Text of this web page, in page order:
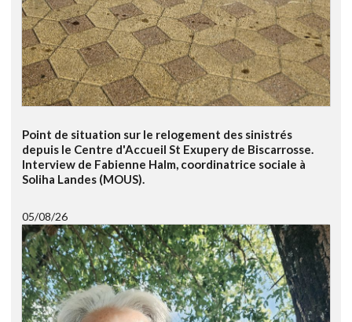
Point de situation sur le relogement des sinistrés
depuis le Centre d'Accueil St Exupery de Biscarrosse.
Interview de Fabienne Halm, coordinatrice sociale à
Soliha Landes (MOUS).
05/08/26